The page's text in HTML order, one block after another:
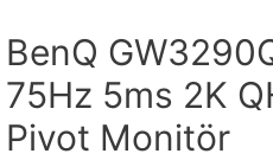
BenQ
75Hz 5ms 2K
Pivot Monitör